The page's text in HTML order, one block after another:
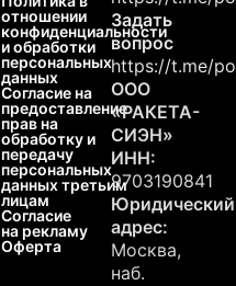
отношении
конфиденциальности
и обработки
персональных
данных
Согласие на
предоставление
прав на
обработку и
передачу
персональных
данных третьим
лицам
Согласие
на рекламу
Оферта
Задать
вопрос
https://t.me/
ООО
«РАКЕТА-
СИЭН»
ИНН:
9703190841
Юридический
адрес:
Москва,
наб.